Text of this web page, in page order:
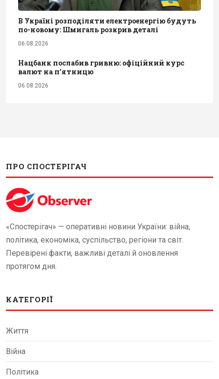
В Україні розподіляти електроенергію будуть
по-новому: Шмигаль розкрив деталі
06.08.2026
Нацбанк послабив гривню: офіційний курс
валют на п’ятницю
06.08.2026
ПРО СПОСТЕРІГАЧ
«Спостерігач» — оперативні новини України: війна,
політика, економіка, суспільство, регіони та світ.
Перевірені факти, важливі деталі й оновлення
протягом дня.
КАТЕГОРІЇ
Життя
Війна
Політика